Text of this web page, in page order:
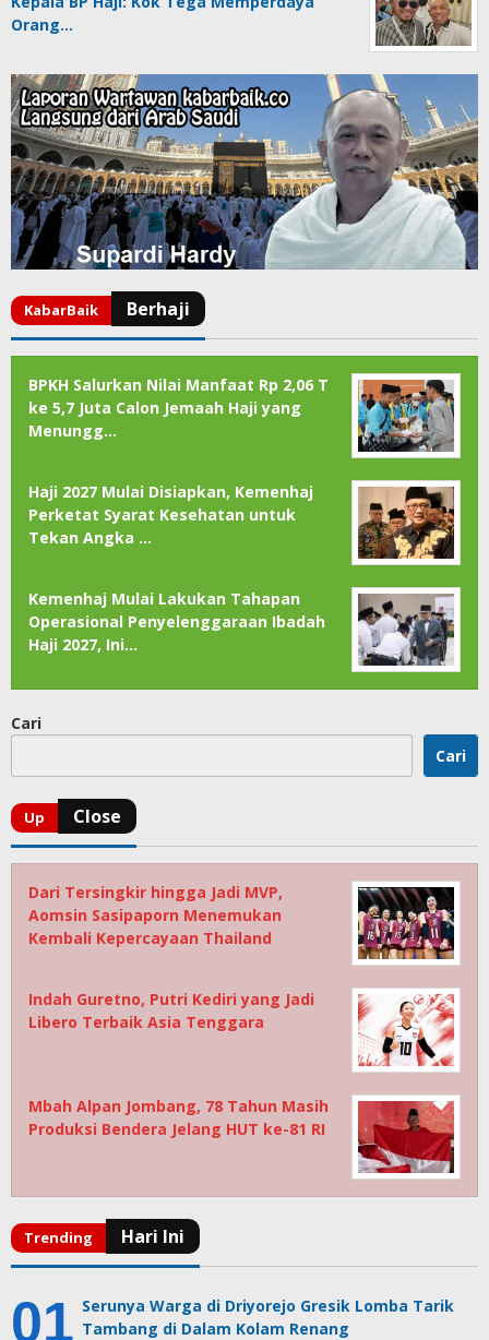
Orang…
BPKH Salurkan Nilai Manfaat Rp 2,06 T
ke 5,7 Juta Calon Jemaah Haji yang
Menungg…
Haji 2027 Mulai Disiapkan, Kemenhaj
Perketat Syarat Kesehatan untuk
Tekan Angka …
Kemenhaj Mulai Lakukan Tahapan
Operasional Penyelenggaraan Ibadah
Haji 2027, Ini…
Cari
Cari
Dari Tersingkir hingga Jadi MVP,
Aomsin Sasipaporn Menemukan
Kembali Kepercayaan Thailand
Indah Guretno, Putri Kediri yang Jadi
Libero Terbaik Asia Tenggara
Mbah Alpan Jombang, 78 Tahun Masih
Produksi Bendera Jelang HUT ke-81 RI
Serunya Warga di Driyorejo Gresik Lomba Tarik
Tambang di Dalam Kolam Renang